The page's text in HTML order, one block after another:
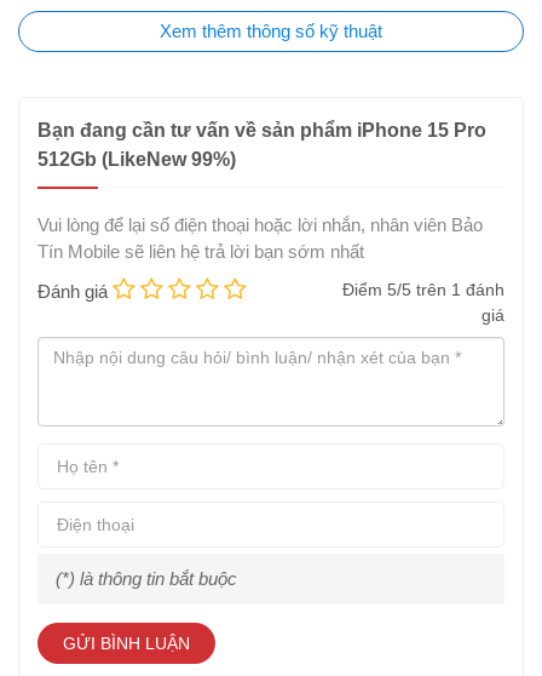
Cụ thể hơn về thông số, màn hình iPhone 15 Pro có kích thước
6.1 inch, công nghệ Super Retina XDR OLED, Dynamic Island,
hỗ trợ tần số quét ProMotion 120Hz, độ sáng tối đa đạt đến
Xem thêm thông số kỹ thuật
Bạn đang cần tư vấn về sản phẩm iPhone 15 Pro
512Gb (LikeNew 99%)
Vui lòng để lại số điện thoại hoặc lời nhắn, nhân viên Bảo
Tín Mobile sẽ liên hệ trả lời bạn sớm nhất
Đánh giá
Điểm 5/5 trên 1 đánh
giá
(*) là thông tin bắt buộc
GỬI BÌNH LUẬN